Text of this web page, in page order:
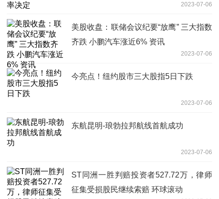
2023-07-06
美股收盘：联储会议纪要“放鹰” 三大指数
齐跌 小鹏汽车涨近6% 资讯
2023-07-06
今亮点！纽约股市三大股指5日下跌
2023-07-06
东航昆明-琅勃拉邦航线首航成功
2023-07-06
ST同洲一胜判赔投资者527.72万，律师
征集受损股民继续索赔 环球滚动